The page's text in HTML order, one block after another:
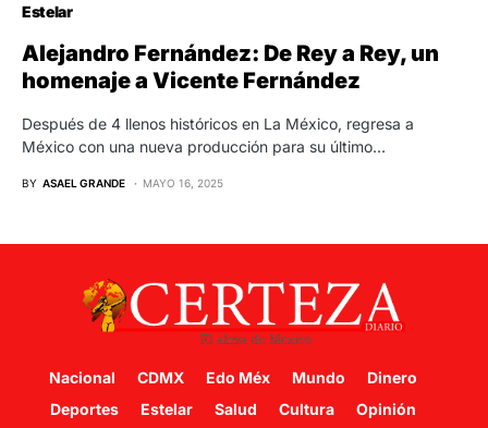
Estelar
Alejandro Fernández: De Rey a Rey, un
homenaje a Vicente Fernández
Después de 4 llenos históricos en La México, regresa a
México con una nueva producción para su último…
BY ASAEL GRANDE MAYO 16, 2025
Nacional CDMX Edo Méx Mundo
Dinero
Deportes
Estelar Salud Cultura Opinión